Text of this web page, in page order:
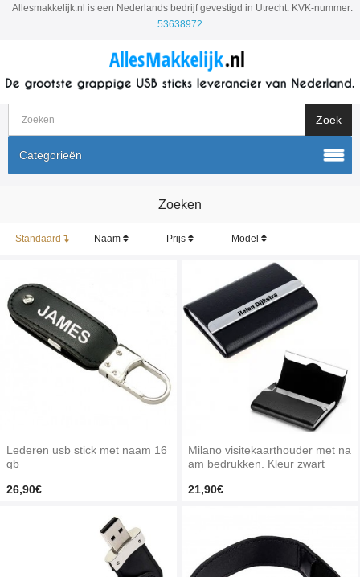
Allesmakkelijk.nl is een Nederlands bedrijf gevestigd in Utrecht. KVK-nummer:
53638972
Categorieën
Zoeken
Standaard Naam Prijs Model
Lederen usb stick met naam 16
gb
26,90€
Milano visitekaarthouder met na
am bedrukken. Kleur zwart
21,90€